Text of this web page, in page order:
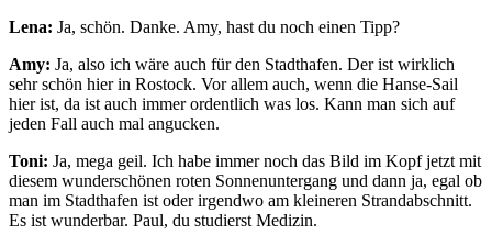
Lena: Ja, schön. Danke. Amy, hast du noch einen Tipp?
Amy: Ja, also ich wäre auch für den Stadthafen. Der ist wirklich
sehr schön hier in Rostock. Vor allem auch, wenn die Hanse-Sail
hier ist, da ist auch immer ordentlich was los. Kann man sich auf
jeden Fall auch mal angucken.
Toni: Ja, mega geil. Ich habe immer noch das Bild im Kopf jetzt mit
diesem wunderschönen roten Sonnenuntergang und dann ja, egal ob
man im Stadthafen ist oder irgendwo am kleineren Strandabschnitt.
Es ist wunderbar. Paul, du studierst Medizin.